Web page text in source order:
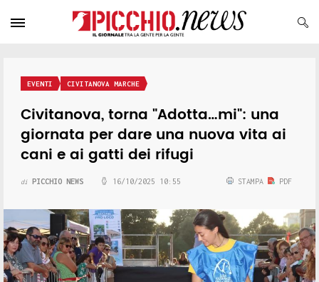
EVENTI CIVITANOVA MARCHE
Civitanova, torna "Adotta…mi": una
giornata per dare una nuova vita ai
cani e ai gatti dei rifugi
di PICCHIO NEWS 16/10/2025 10:55 STAMPA PDF